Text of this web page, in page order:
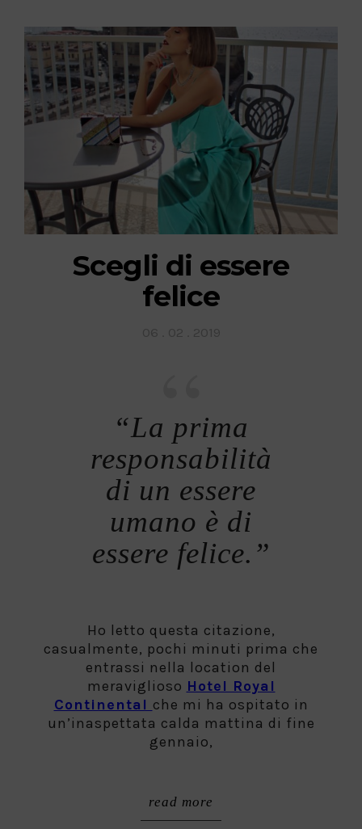
Scegli di essere
felice
“La prima
responsabilità
di un essere
umano è di
essere felice.”
Ho letto questa citazione,
casualmente, pochi minuti prima che
entrassi nella location del
meraviglioso Hotel Royal
Continental che mi ha ospitato in
un’inaspettata calda mattina di fine
gennaio,
read more